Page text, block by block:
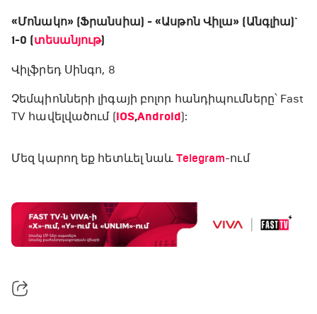
«Մոնակո» (Ֆրանսիա) - «Ասթոն Վիլա» (Անգլիա)`
1-0 (տեսանյութ)
Վիլֆրեդ Սինգո, 8
Չեմպիոնների լիգայի բոլոր հանդիպումները՝ Fast
TV հավելվածում (iOS,Android):
Մեզ կարող եք հետևել նաև Telegram-ում